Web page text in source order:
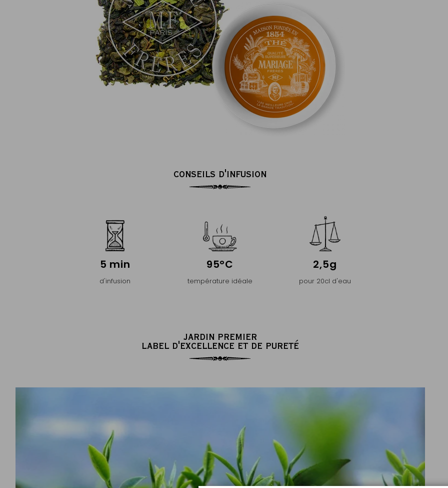
CONSEILS D'INFUSION
5 min
d'infusion
95°C
température idéale
2,5g
pour 20cl d'eau
JARDIN PREMIER
LABEL D'EXCELLENCE ET DE PURETÉ